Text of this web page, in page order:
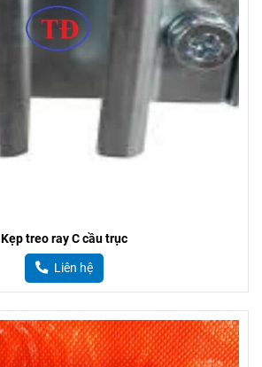
Kẹp treo ray C cầu trục
Liên hệ